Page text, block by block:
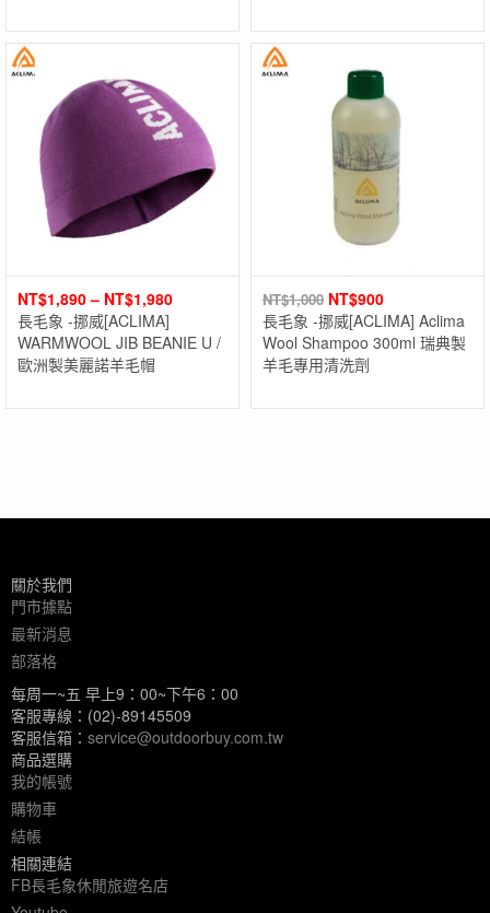
NT$1,890– NT$1,980
長毛象 -挪威[ACLIMA]
WARMWOOL JIB BEANIE U /
歐洲製美麗諾羊毛帽
NT$1,000 NT$900
長毛象 -挪威[ACLIMA] Aclima
Wool Shampoo 300ml 瑞典製
羊毛專用清洗劑
關於我們
門市據點
最新消息
部落格
每周一~五 早上9：00~下午6：00
客服專線：(02)-89145509
客服信箱： service@outdoorbuy.com.tw
商品選購
我的帳號
購物車
結帳
相關連結
FB長毛象休閒旅遊名店